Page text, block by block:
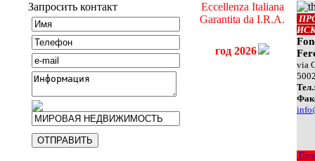
Запросить контакт
Eccellenza Italiana
Garantita da I.R.A.
год 2026
via